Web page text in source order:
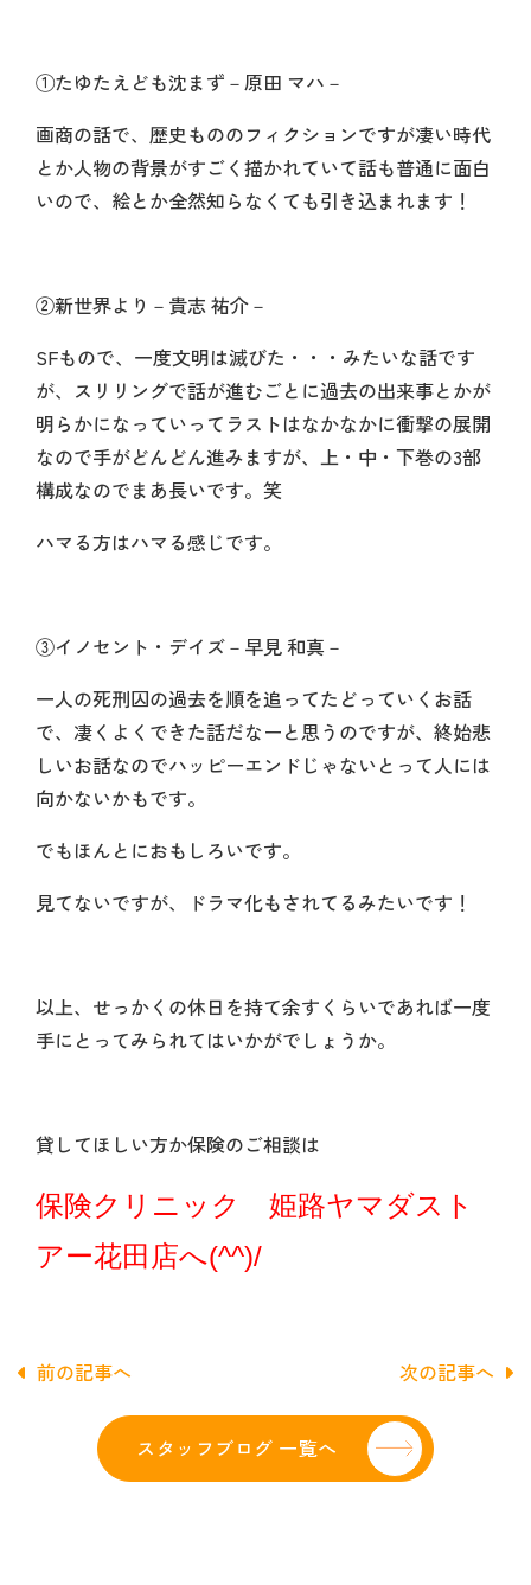
①たゆたえども沈まず－原田 マハ－
画商の話で、歴史もののフィクションですが凄い時代
とか人物の背景がすごく描かれていて話も普通に面白
いので、絵とか全然知らなくても引き込まれます！
②新世界より－貴志 祐介－
SFもので、一度文明は滅びた・・・みたいな話です
が、スリリングで話が進むごとに過去の出来事とかが
明らかになっていってラストはなかなかに衝撃の展開
なので手がどんどん進みますが、上・中・下巻の3部
構成なのでまあ長いです。笑
ハマる方はハマる感じです。
③イノセント・デイズ－早見 和真－
一人の死刑囚の過去を順を追ってたどっていくお話
で、凄くよくできた話だなーと思うのですが、終始悲
しいお話なのでハッピーエンドじゃないとって人には
向かないかもです。
でもほんとにおもしろいです。
見てないですが、ドラマ化もされてるみたいです！
以上、せっかくの休日を持て余すくらいであれば一度
手にとってみられてはいかがでしょうか。
貸してほしい方か保険のご相談は
保険クリニック 姫路ヤマダスト
アー花田店へ(^^)/
前の記事へ 次の記事へ
スタッフブログ 一覧へ